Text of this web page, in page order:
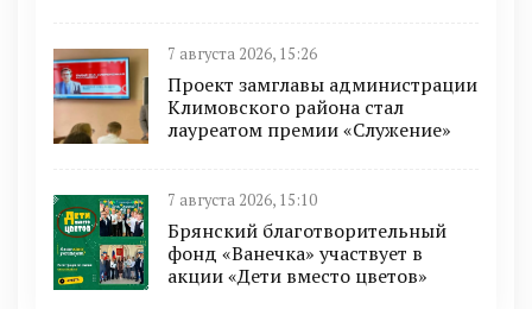
7 августа 2026, 15:26
Проект замглавы администрации
Климовского района стал
лауреатом премии «Служение»
7 августа 2026, 15:10
Брянский благотворительный
фонд «Ванечка» участвует в
акции «Дети вместо цветов»